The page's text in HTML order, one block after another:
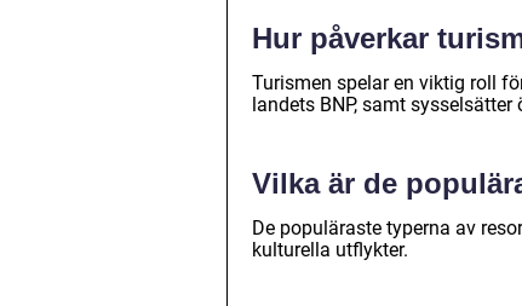
Hur påverkar
Turismen spelar en viktig roll
landets BNP, samt
Vilka är de
De populäraste typerna av
kulturella utflykter.